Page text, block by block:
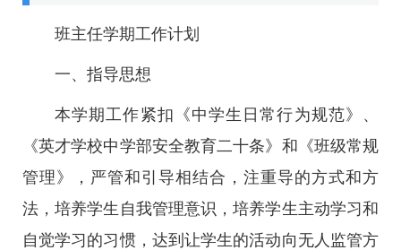
班主任学期工作计划
一、指导思想
本学期工作紧扣《中学生日常行为规范》、
《英才学校中学部安全教育二十条》和《班级常规
管理》，严管和引导相结合，注重导的方式和方
法，培养学生自我管理意识，培养学生主动学习和
自觉学习的习惯，达到让学生的活动向无人监管方